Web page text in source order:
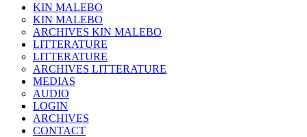
KIN MALEBO
KIN MALEBO
ARCHIVES KIN MALEBO
LITTERATURE
LITTERATURE
ARCHIVES LITTERATURE
MEDIAS
AUDIO
LOGIN
ARCHIVES
CONTACT